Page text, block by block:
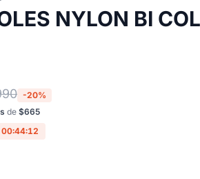
NYLON BI
-20%
de $665